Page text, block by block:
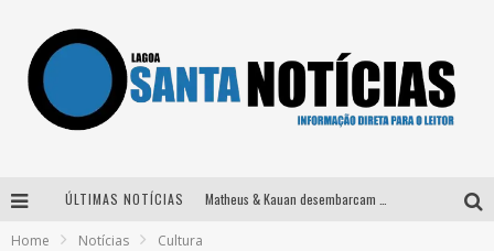
ÚLTIMAS NOTÍCIAS
Home Notícias Cultura